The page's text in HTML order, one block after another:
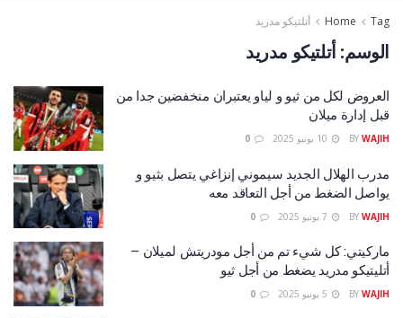
Home Tag أتلتيكو مدريد
الوسم: أتلتيكو مدريد
العروض لكل من ثيو و لياو يعتبران منخفضين جدا من
قبل إدارة ميلان
BY WAJIH
مدرب الهلال الجديد سيموني إنزاغي يتصل بثيو و
يواصل الضغط من أجل التعاقد معه
BY WAJIH
ماركيتي: كل شيء تم من أجل مودريتش لميلان –
أتليتيكو مدريد يضغط من أجل ثيو
BY WAJIH